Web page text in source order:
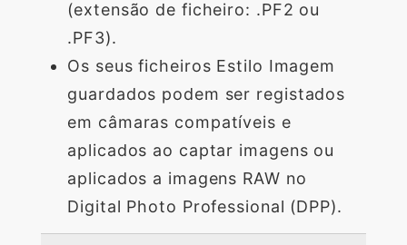
(extensão de ficheiro: .PF2 ou
.PF3).
Os seus ficheiros Estilo Imagem
guardados podem ser registados
em câmaras compatíveis e
aplicados ao captar imagens ou
aplicados a imagens RAW no
Digital Photo Professional (DPP).